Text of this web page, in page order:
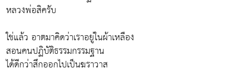
หลวงพ่อสิครับ
ใช่แล้ว อาตมาคิดว่าเราอยู่ในผ้าเหลือง
สอนคนปฏิบัติธรรมกรรมฐาน
ได้ดีกว่าสึกออกไปเป็นฆราวาส